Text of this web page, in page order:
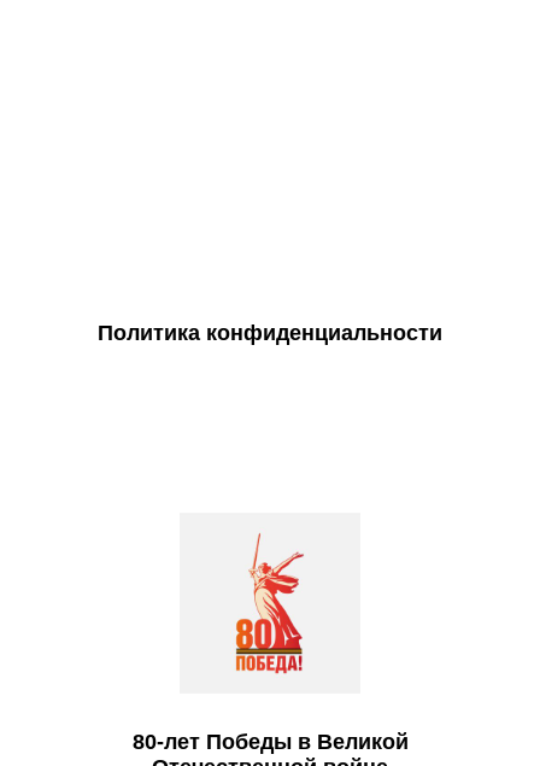
Политика конфиденциальности
80-лет Победы в Великой